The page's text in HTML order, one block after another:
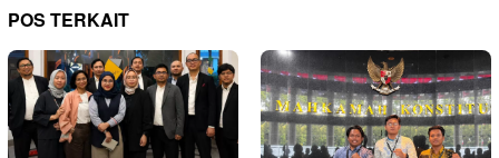
POS TERKAIT